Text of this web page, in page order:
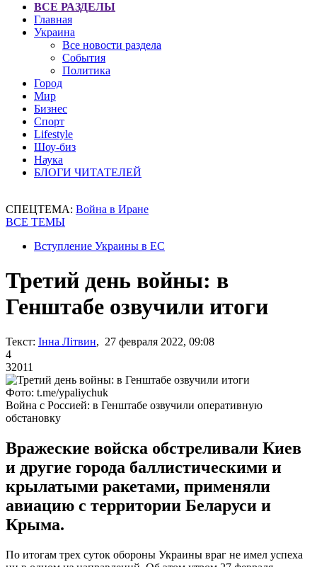
ВСЕ РАЗДЕЛЫ
Главная
Украина
Все новости раздела
События
Политика
Город
Мир
Бизнес
Спорт
Lifestyle
Шоу-биз
Наука
БЛОГИ ЧИТАТЕЛЕЙ
СПЕЦТЕМА: Война в Иране
ВСЕ ТЕМЫ
Вступление Украины в ЕС
Третий день войны: в
Генштабе озвучили итоги
Текст: Інна Літвин, 27 февраля 2022, 09:08
4
32011
Фото: t.me/ypaliychuk
Война с Россией: в Генштабе озвучили оперативную
обстановку
Вражеские войска обстреливали Киев
и другие города баллистическими и
крылатыми ракетами, применяли
авиацию с территории Беларуси и
Крыма.
По итогам трех суток обороны Украины враг не имел успеха